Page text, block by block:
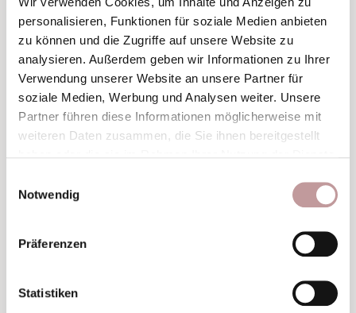
personalisieren, Funktionen für soziale Medien anbieten
zu können und die Zugriffe auf unsere Website zu
analysieren. Außerdem geben wir Informationen zu Ihrer
Verwendung unserer Website an unsere Partner für
soziale Medien, Werbung und Analysen weiter. Unsere
Partner führen diese Informationen möglicherweise mit
weiteren Daten zusammen, die Sie ihnen bereitgestellt
Notwendig
Präferenzen
Statistiken
Winter
Wellness-Auszeit
ZU DEN GUTSCHEINEN
Eineausgezeichnete